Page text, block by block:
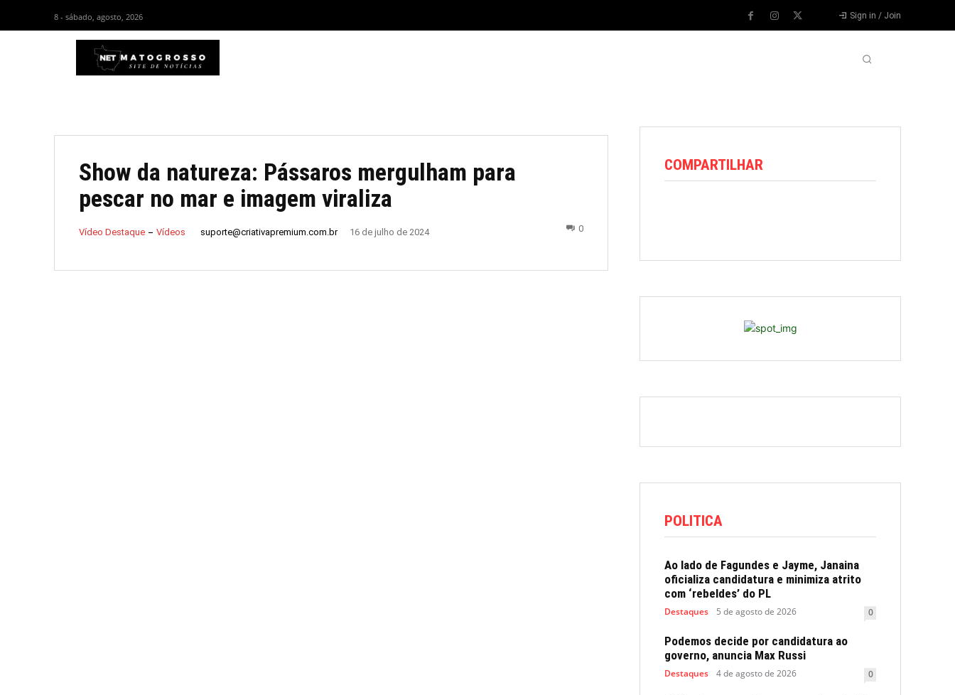
8 - sábado, agosto, 2026 Sign in / Join
Show da natureza: Pássaros mergulham para
pescar no mar e imagem viraliza
Vídeo Destaque Vídeos suporte@criativapremium.com.br 16 de julho de 2024 0
COMPARTILHAR
POLITICA
Ao lado de Fagundes e Jayme, Janaina
oficializa candidatura e minimiza atrito
com ‘rebeldes’ do PL
Destaques 5 de agosto de 2026 0
Podemos decide por candidatura ao
governo, anuncia Max Russi
Destaques 4 de agosto de 2026 0